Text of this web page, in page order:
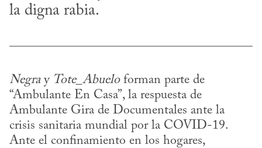
la digna rabia.
Negra y Tote_Abuelo forman parte de
“Ambulante En Casa”, la respuesta de
Ambulante Gira de Documentales ante la
crisis sanitaria mundial por la COVID-19.
Ante el confinamiento en los hogares,